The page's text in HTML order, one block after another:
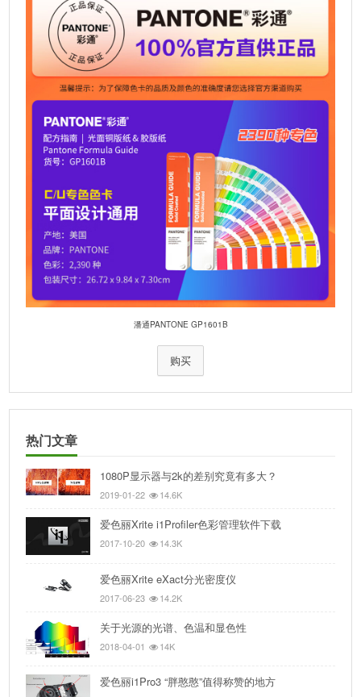
潘通PANTONE GP1601B
购买
热门文章
1080P显示器与2k的差别究竟有多大？
2019-01-22 14.6K
爱色丽Xrite i1Profiler色彩管理软件下载
2017-10-20 14.3K
爱色丽Xrite eXact分光密度仪
2017-06-23 14.2K
关于光源的光谱、色温和显色性
2018-04-01 14K
爱色丽i1Pro3 “胖憨憨”值得称赞的地方